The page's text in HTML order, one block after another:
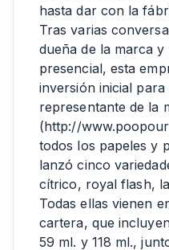
hasta dar con la
Tras varias
dueña de la marca
presencial, esta
inversión inicial
representante de la
(http://
todos los papeles y
lanzó cinco
cítrico, royal flash,
Todas ellas vienen
cartera, que
59 ml. y 118 ml.,